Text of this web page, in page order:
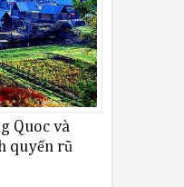
Quoc và
quyến rũ